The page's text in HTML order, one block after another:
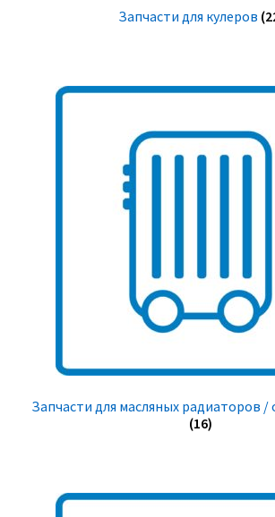
Запчасти для кулеров
Запчасти для масляных радиаторов /
(16)